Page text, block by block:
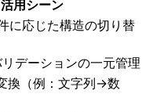
活用シーン
に応じた構造の切り替
デーションの一元管理
換（例：文字列→数